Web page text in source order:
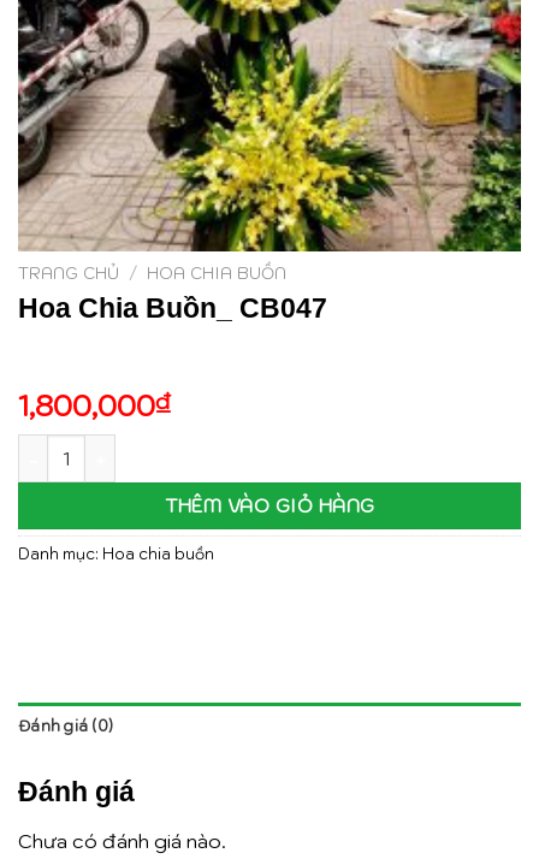
TRANG CHỦ / HOA CHIA BUỒN
Hoa Chia Buồn_ CB047
1,800,000₫
Hoa Chia Buồn_ CB047 số lượng
THÊM VÀO GIỎ HÀNG
Danh mục: Hoa chia buồn
Đánh giá (0)
Đánh giá
Chưa có đánh giá nào.